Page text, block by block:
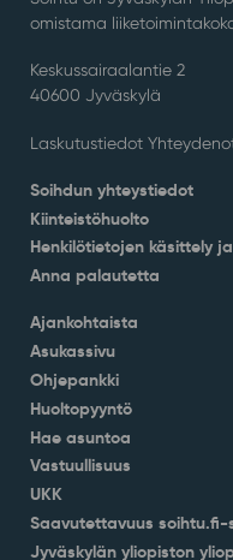
omistama
Keskussairaalantie 2
40600 Jyväskylä
Laskutustiedot
Soihdun yhteystiedot
Kiinteistöhuolto
Henkilötietojen käsittely
Anna palautetta
Ajankohtaista
Asukassivu
Ohjepankki
Huoltopyyntö
Hae asuntoa
Vastuullisuus
UKK
Saavutettavuus soihtu.fi-
Jyväskylän yliopiston